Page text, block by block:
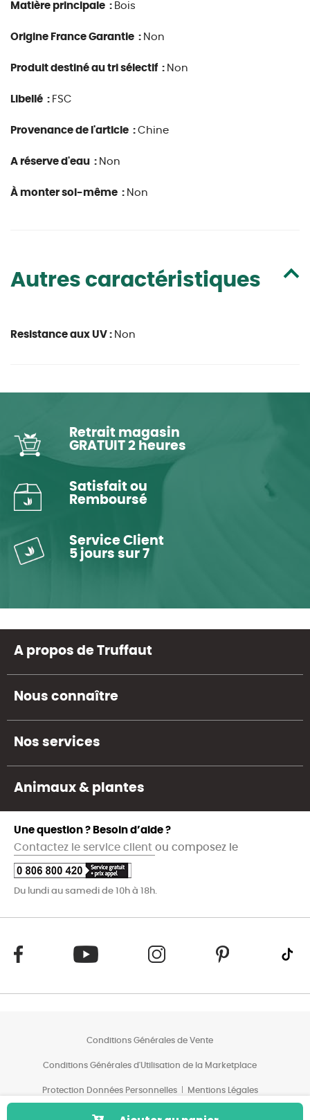
Matière principale : Bois
Origine France Garantie : Non
Produit destiné au tri sélectif : Non
Libellé : FSC
Provenance de l'article : Chine
A réserve d'eau : Non
À monter soi-même : Non
Autres caractéristiques
Resistance aux UV : Non
Retrait magasin
GRATUIT 2 heures
Satisfait ou
Remboursé
Service Client
5 jours sur 7
A propos de Truffaut
Nous connaître
Nos services
Animaux & plantes
Une question ? Besoin d’aide ?
Contactez le service client ou composez le
Du lundi au samedi de 10h à 18h.
Conditions Générales de Vente
Conditions Générales d'Utilisation de la Marketplace
Protection Données Personnelles Mentions Légales
Conditions des Offres*